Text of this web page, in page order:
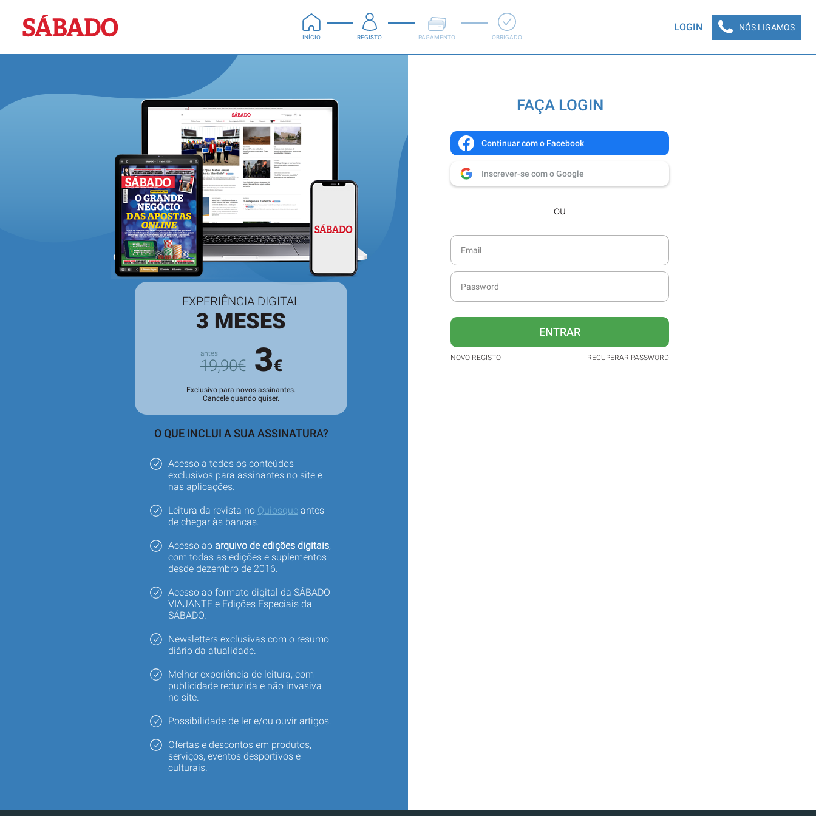
Sábado
INÍCIO REGISTO PAGAMENTO OBRIGADO
LOGIN NÓS LIGAMOS
EXPERIÊNCIA DIGITAL
3 MESES
19,90€ 3€
Exclusivo para novos assinantes.
Cancele quando quiser.
O QUE INCLUI A SUA ASSINATURA?
Acesso a todos os conteúdos
exclusivos para assinantes no site e
nas aplicações.
Leitura da revista no Quiosque antes
de chegar às bancas.
Acesso ao arquivo de edições digitais,
com todas as edições e suplementos
desde dezembro de 2016.
Acesso ao formato digital da SÁBADO
VIAJANTE e Edições Especiais da
SÁBADO.
Newsletters exclusivas com o resumo
diário da atualidade.
Melhor experiência de leitura, com
publicidade reduzida e não invasiva
no site.
Possibilidade de ler e/ou ouvir artigos.
Ofertas e descontos em produtos,
serviços, eventos desportivos e
culturais.
FAÇA LOGIN
Continuar com o Facebook
Inscrever-se com o Google
ou
ENTRAR
NOVO REGISTO RECUPERAR PASSWORD